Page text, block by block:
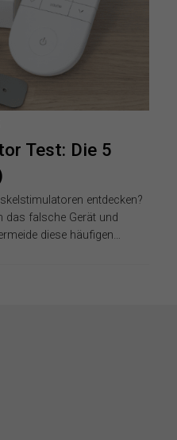
Test: Die 5
entdecken?
das falsche Gerät und
diese häufigen…